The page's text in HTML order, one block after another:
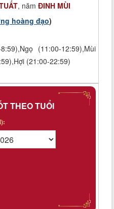
, năm ĐINH MÙI
hoàng đạo)
(11:00-12:59),Mùi
(21:00-22:59)
THEO TUỔI